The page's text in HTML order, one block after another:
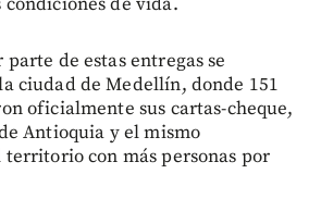
parte de estas entregas se
ciudad de Medellín, donde 151
oficialmente sus cartas-cheque,
Antioquia y el mismo
con más personas por